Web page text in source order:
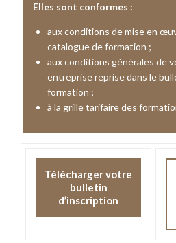
Elles sont conformes :
aux conditions de mise en
catalogue de formation ;
aux conditions générales de
entreprise reprise dans le
formation ;
à la grille tarifaire des
Télécharger votre
bulletin
d’inscription